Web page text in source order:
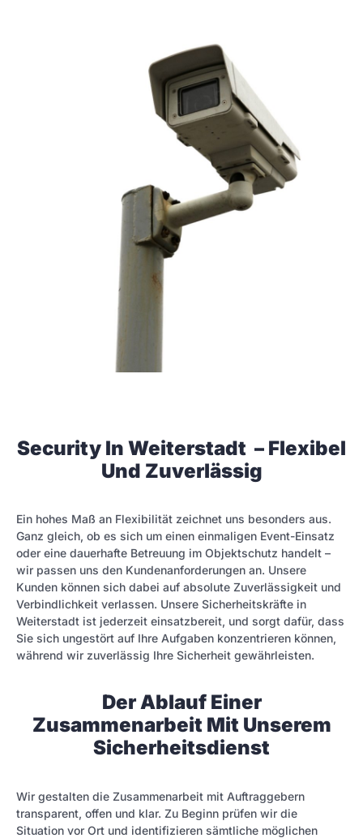
Security In Weiterstadt – Flexibel
Und Zuverlässig
Ein hohes Maß an Flexibilität zeichnet uns besonders aus.
Ganz gleich, ob es sich um einen einmaligen Event-Einsatz
oder eine dauerhafte Betreuung im Objektschutz handelt –
wir passen uns den Kundenanforderungen an. Unsere
Kunden können sich dabei auf absolute Zuverlässigkeit und
Verbindlichkeit verlassen. Unsere Sicherheitskräfte in
Weiterstadt ist jederzeit einsatzbereit, und sorgt dafür, dass
Sie sich ungestört auf Ihre Aufgaben konzentrieren können,
während wir zuverlässig Ihre Sicherheit gewährleisten.
Der Ablauf Einer
Zusammenarbeit Mit Unserem
Sicherheitsdienst
Wir gestalten die Zusammenarbeit mit Auftraggebern
transparent, offen und klar. Zu Beginn prüfen wir die
Situation vor Ort und identifizieren sämtliche möglichen